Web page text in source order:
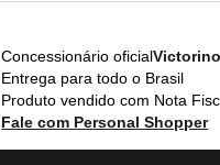
Concessionário oficial
Entrega para todo o Brasil
Produto vendido com Nota
Fale com Personal Shopper